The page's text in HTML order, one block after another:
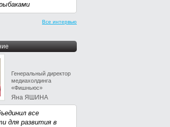
Все интервью
Генеральный директор
медиахолдинга
«Фишньюс»
Яна ЯШИНА
все
для развития в